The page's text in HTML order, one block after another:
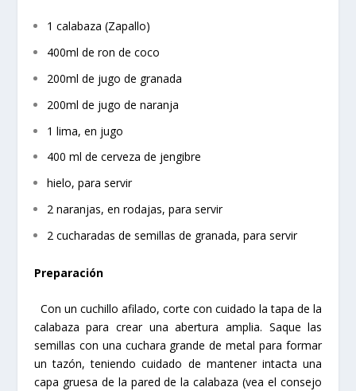
1 calabaza (Zapallo)
400ml de ron de coco
200ml de jugo de granada
200ml de jugo de naranja
1 lima, en jugo
400 ml de cerveza de jengibre
hielo, para servir
2 naranjas, en rodajas, para servir
2 cucharadas de semillas de granada, para servir
Preparación
Con un cuchillo afilado, corte con cuidado la tapa de la
calabaza para crear una abertura amplia. Saque las
semillas con una cuchara grande de metal para formar
un tazón, teniendo cuidado de mantener intacta una
capa gruesa de la pared de la calabaza (vea el consejo